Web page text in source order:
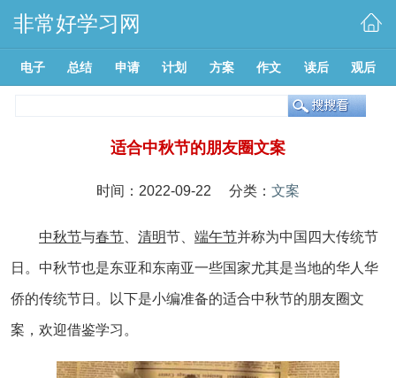
非常好学习网
电子 总结 申请 计划 方案 作文 读后 观后
适合中秋节的朋友圈文案
时间：2022-09-22 分类： 文案
中秋节与春节 清明节、 端午节并称为中国四大传统节
日。中秋节也是东亚和东南亚一些国家尤其是当地的华人华
侨的传统节日。以下是小编准备的适合中秋节的朋友圈文
案，欢迎借鉴学习。